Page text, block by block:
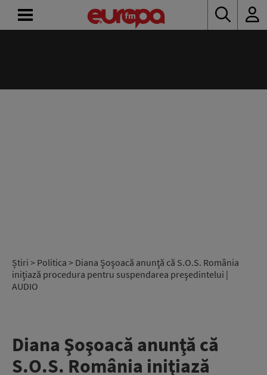
Știri > Politica > Diana Şoşoacă anunţă că S.O.S. România
iniţiază procedura pentru suspendarea preşedintelui |
AUDIO
Diana Şoşoacă anunţă că
S.O.S. România iniţiază